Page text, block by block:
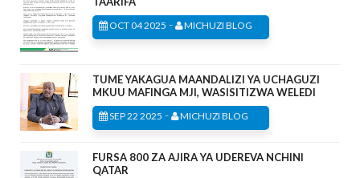
OCT 04 2025 - MICHUZI BLOG
TUME YAKAGUA MAANDALIZI YA UCHAGUZI
MKUU MAFINGA MJI, WASISITIZWA WELEDI
SEP 22 2025 - MICHUZI BLOG
FURSA 800 ZA AJIRA YA UDEREVA NCHINI
QATAR